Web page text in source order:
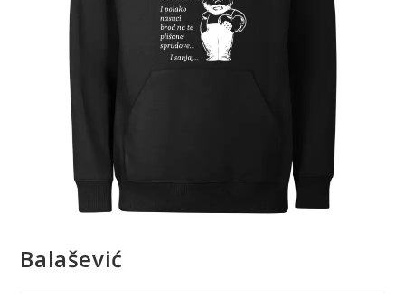
Balašević